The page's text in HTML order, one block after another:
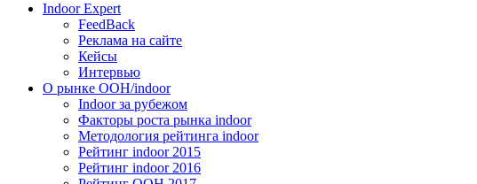
Indoor Expert
FeedBack
Реклама на сайте
Кейсы
Интервью
О рынке OOH/indoor
Indoor за рубежом
Факторы роста рынка indoor
Методология рейтинга indoor
Рейтинг indoor 2015
Рейтинг indoor 2016